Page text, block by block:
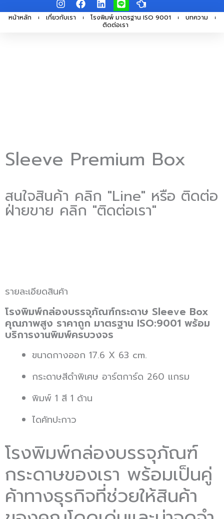
to
n
s
a
c
i
n
k
i
n
e
a
n
หน้าหลัก เกี่ยวกับเรา โรงพิมพ์ มาตรฐาน ISO 9001
บทความ
ติดต่อเรา
Sleeve Premium Box
สนใจสินค้า คลิก "Line" หรือ ติดต่อ
ฝ่ายขาย คลิก "ติดต่อเรา"
รายละเอียดสินค้า
โรงพิมพ์กล่องบรรจุภัณฑ์กระดาษ Sleeve Box
คุณภาพสูง ราคาถูก มาตรฐาน ISO:9001 พร้อม
บริการงานพิมพ์ครบวงจร
ขนาดกางออก 17.6 X 63 cm.
กระดาษสีดำพิเศษ อาร์ตการ์ด 260 แกรม
พิมพ์ 1 สี 1 ด้าน
ไดคัทปะกาว
โรงพิมพ์กล่องบรรจุภัณฑ์
กระดาษของเรา พร้อมเป็นคู่
ค้าทางธุรกิจที่ช่วยให้สินค้า